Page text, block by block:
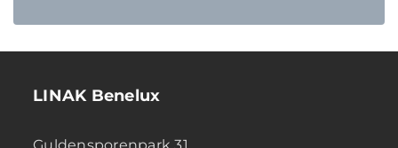
LINAK Benelux
Guldensporenpark 31